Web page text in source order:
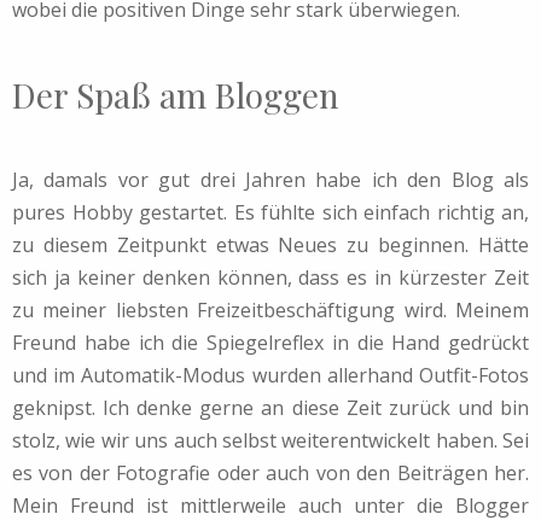
wobei die positiven Dinge sehr stark überwiegen.
Der Spaß am Bloggen
Ja, damals vor gut drei Jahren habe ich den Blog als
pures Hobby gestartet. Es fühlte sich einfach richtig an,
zu diesem Zeitpunkt etwas Neues zu beginnen. Hätte
sich ja keiner denken können, dass es in kürzester Zeit
zu meiner liebsten Freizeitbeschäftigung wird. Meinem
Freund habe ich die Spiegelreflex in die Hand gedrückt
und im Automatik-Modus wurden allerhand Outfit-Fotos
geknipst. Ich denke gerne an diese Zeit zurück und bin
stolz, wie wir uns auch selbst weiterentwickelt haben. Sei
es von der Fotografie oder auch von den Beiträgen her.
Mein Freund ist mittlerweile auch unter die Blogger